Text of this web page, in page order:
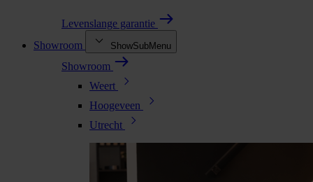
Levenslange garantie
Showroom
ShowSubMenu
Showroom
Weert
Hoogeveen
Utrecht